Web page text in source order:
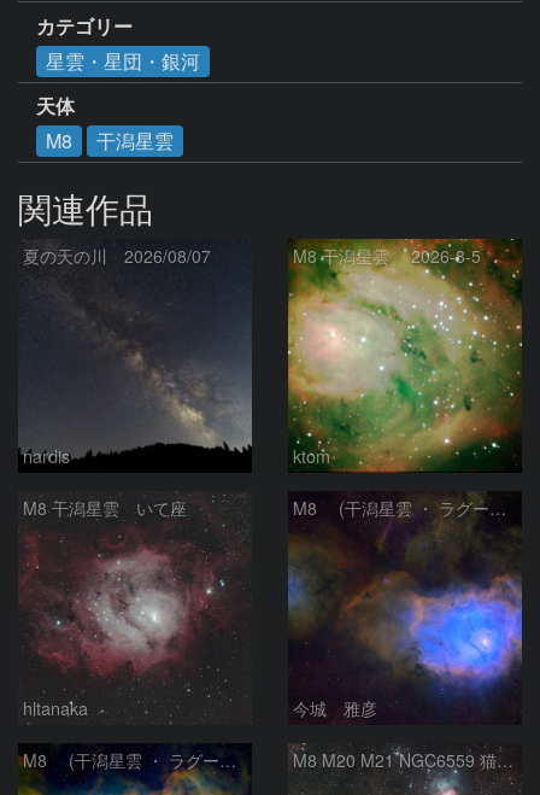
カテゴリー
星雲・星団・銀河
天体
M8
干潟星雲
関連作品
夏の天の川 2026/08/07
nardis
M8 干潟星雲 2026-8-5
ktom
M8 干潟星雲 いて座
hltanaka
M8 (干潟星雲 ・ ラグーン（Lagoon）星雲)
今城 雅彦
M8 (干潟星雲 ・ ラグーン（Lagoon）星雲) M8 M20 M21 NGC6559 猫の手星雲 いて座